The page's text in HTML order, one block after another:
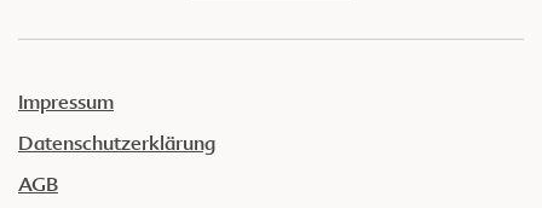
Impressum
Datenschutzerklärung
AGB